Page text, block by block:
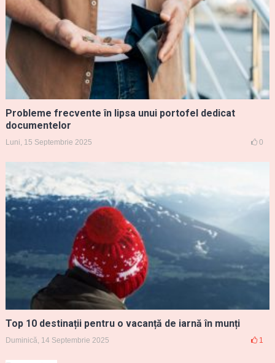
Probleme frecvente în lipsa unui portofel dedicat
documentelor
Luni, 15 Septembrie 2025 0
Top 10 destinații pentru o vacanță de iarnă în munți
Duminică, 14 Septembrie 2025 1